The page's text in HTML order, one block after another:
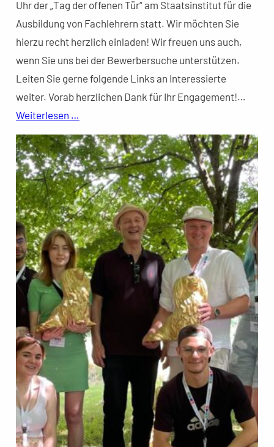
Uhr der „Tag der offenen Tür“ am Staatsinstitut für die
Ausbildung von Fachlehrern statt. Wir möchten Sie
hierzu recht herzlich einladen! Wir freuen uns auch,
wenn Sie uns bei der Bewerbersuche unterstützen.
Leiten Sie gerne folgende Links an Interessierte
weiter. Vorab herzlichen Dank für Ihr Engagement!…
Weiterlesen …